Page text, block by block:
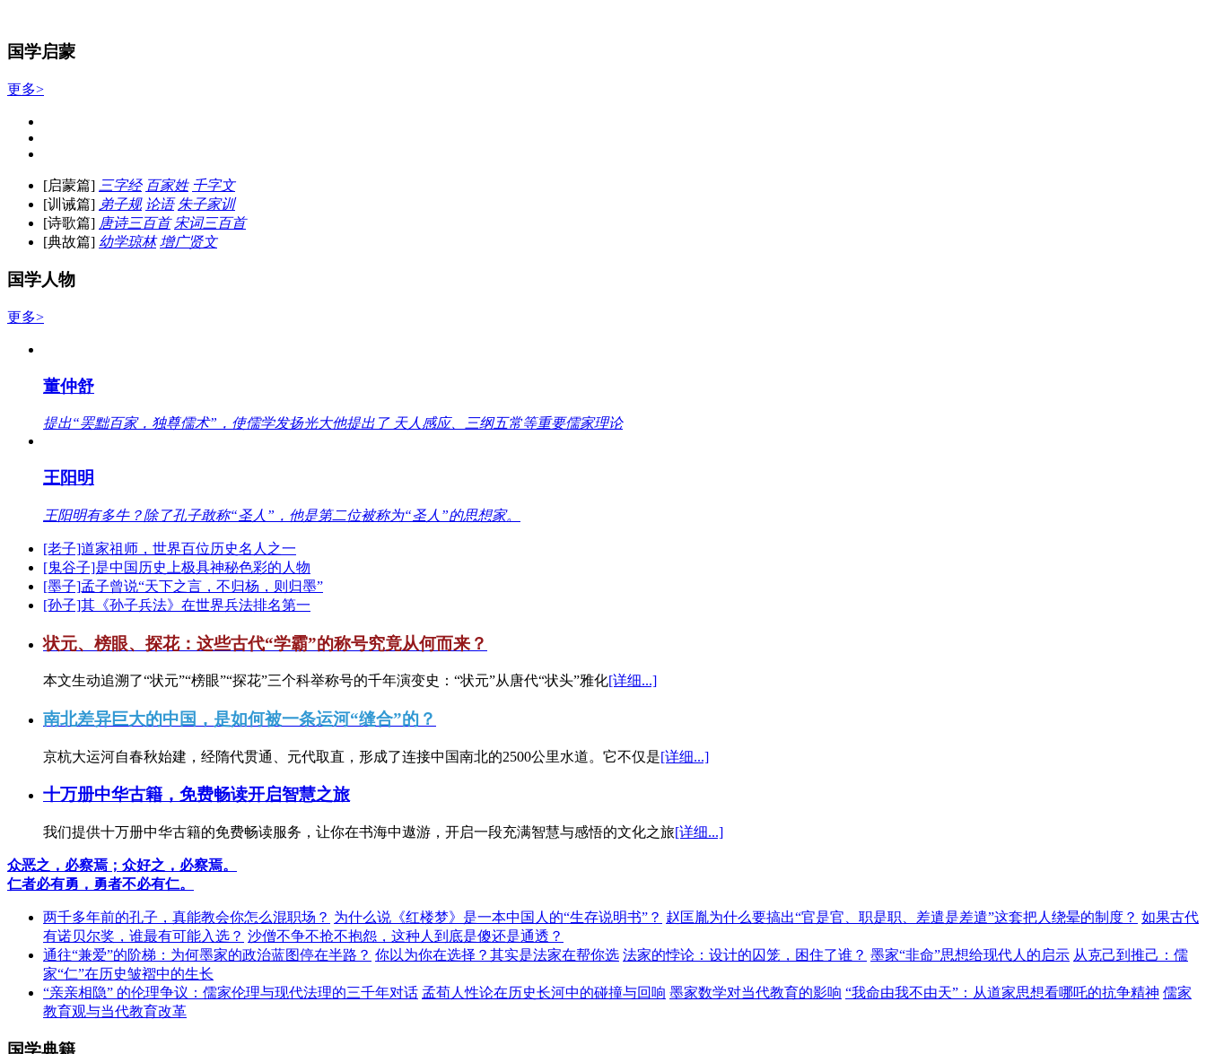
国学启蒙
更多>
[启蒙篇] 三字经 百家姓 千字文
[训诫篇] 弟子规 论语 朱子家训
[诗歌篇] 唐诗三百首 宋词三百首
[典故篇] 幼学琼林 增广贤文
国学人物
更多>
董仲舒
提出“罢黜百家，独尊儒术”，使儒学发扬光大他提出了 天人感应、三纲五常等重要儒家理论
王阳明
王阳明有多牛？除了孔子敢称“圣人”，他是第二位被称为“圣人”的思想家。
[老子]道家祖师，世界百位历史名人之一
[鬼谷子]是中国历史上极具神秘色彩的人物
[墨子]孟子曾说“天下之言，不归杨，则归墨”
[孙子]其《孙子兵法》在世界兵法排名第一
状元、榜眼、探花：这些古代“学霸”的称号究竟从何而来？
本文生动追溯了“状元”“榜眼”“探花”三个科举称号的千年演变史：“状元”从唐代“状头”雅化[详细...]
南北差异巨大的中国，是如何被一条运河“缝合”的？
京杭大运河自春秋始建，经隋代贯通、元代取直，形成了连接中国南北的2500公里水道。它不仅是[详细...]
十万册中华古籍，免费畅读开启智慧之旅
我们提供十万册中华古籍的免费畅读服务，让你在书海中遨游，开启一段充满智慧与感悟的文化之旅[详细...]
众恶之，必察焉；众好之，必察焉。
仁者必有勇，勇者不必有仁。
两千多年前的孔子，真能教会你怎么混职场？ 为什么说《红楼梦》是一本中国人的“生存说明书”？ 赵匡胤为什么要搞出“官是官、职是职、差遣是差遣”这套把人绕晕的制度？ 如果古代
有诺贝尔奖，谁最有可能入选？ 沙僧不争不抢不抱怨，这种人到底是傻还是通透？
通往“兼爱”的阶梯：为何墨家的政治蓝图停在半路？ 你以为你在选择？其实是法家在帮你选 法家的悖论：设计的囚笼，困住了谁？ 墨家“非命”思想给现代人的启示 从克己到推己：儒
家“仁”在历史皱褶中的生长
“亲亲相隐” 的伦理争议：儒家伦理与现代法理的三千年对话 孟荀人性论在历史长河中的碰撞与回响 墨家数学对当代教育的影响 “我命由我不由天”：从道家思想看哪吒的抗争精神 儒家
教育观与当代教育改革
国学典籍